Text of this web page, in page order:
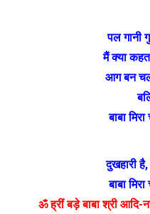
पल गानी
मैं क्या
आग बन
बाबा
दुखहारी है,
बाबा
ॐ ह्रीं बड़े बाबा श्री आदि-